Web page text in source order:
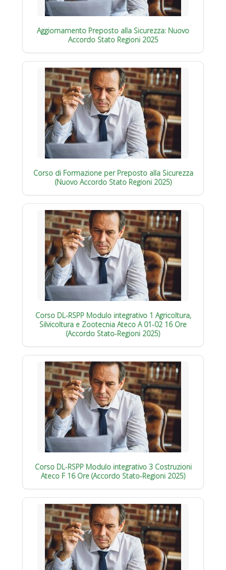
Aggiornamento Preposto alla Sicurezza: Nuovo
Accordo Stato Regioni 2025
Corso di Formazione per Preposto alla Sicurezza
(Nuovo Accordo Stato Regioni 2025)
Corso DL-RSPP Modulo integrativo 1 Agricoltura,
Silvicoltura e Zootecnia Ateco A 01-02 16 Ore
(Accordo Stato-Regioni 2025)
Corso DL-RSPP Modulo integrativo 3 Costruzioni
Ateco F 16 Ore (Accordo Stato-Regioni 2025)